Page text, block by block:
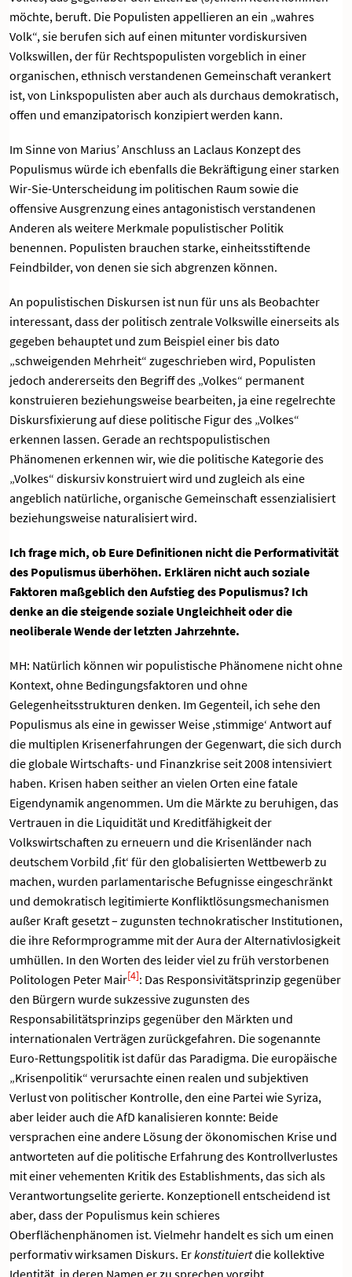
möchte, beruft. Die Populisten appellieren an ein „wahres
Volk“, sie berufen sich auf einen mitunter vordiskursiven
Volkswillen, der für Rechtspopulisten vorgeblich in einer
organischen, ethnisch verstandenen Gemeinschaft verankert
ist, von Linkspopulisten aber auch als durchaus demokratisch,
offen und emanzipatorisch konzipiert werden kann.
Im Sinne von Marius’ Anschluss an Laclaus Konzept des
Populismus würde ich ebenfalls die Bekräftigung einer starken
Wir-Sie-Unterscheidung im politischen Raum sowie die
offensive Ausgrenzung eines antagonistisch verstandenen
Anderen als weitere Merkmale populistischer Politik
benennen. Populisten brauchen starke, einheitsstiftende
Feindbilder, von denen sie sich abgrenzen können.
An populistischen Diskursen ist nun für uns als Beobachter
interessant, dass der politisch zentrale Volkswille einerseits als
gegeben behauptet und zum Beispiel einer bis dato
„schweigenden Mehrheit“ zugeschrieben wird, Populisten
jedoch andererseits den Begriff des „Volkes“ permanent
konstruieren beziehungsweise bearbeiten, ja eine regelrechte
Diskursfixierung auf diese politische Figur des „Volkes“
erkennen lassen. Gerade an rechtspopulistischen
Phänomenen erkennen wir, wie die politische Kategorie des
„Volkes“ diskursiv konstruiert wird und zugleich als eine
angeblich natürliche, organische Gemeinschaft essenzialisiert
beziehungsweise naturalisiert wird.
Ich frage mich, ob Eure Definitionen nicht die Performativität
des Populismus überhöhen. Erklären nicht auch soziale
Faktoren maßgeblich den Aufstieg des Populismus? Ich
denke an die steigende soziale Ungleichheit oder die
neoliberale Wende der letzten Jahrzehnte.
MH: Natürlich können wir populistische Phänomene nicht ohne
Kontext, ohne Bedingungsfaktoren und ohne
Gelegenheitsstrukturen denken. Im Gegenteil, ich sehe den
Populismus als eine in gewisser Weise ,stimmige‘ Antwort auf
die multiplen Krisenerfahrungen der Gegenwart, die sich durch
die globale Wirtschafts- und Finanzkrise seit 2008 intensiviert
haben. Krisen haben seither an vielen Orten eine fatale
Eigendynamik angenommen. Um die Märkte zu beruhigen, das
Vertrauen in die Liquidität und Kreditfähigkeit der
Volkswirtschaften zu erneuern und die Krisenländer nach
deutschem Vorbild ,fit‘ für den globalisierten Wettbewerb zu
machen, wurden parlamentarische Befugnisse eingeschränkt
und demokratisch legitimierte Konfliktlösungsmechanismen
außer Kraft gesetzt – zugunsten technokratischer Institutionen,
die ihre Reformprogramme mit der Aura der Alternativlosigkeit
umhüllen. In den Worten des leider viel zu früh verstorbenen
Politologen Peter Mair[4]: Das Responsivitätsprinzip gegenüber
den Bürgern wurde sukzessive zugunsten des
Responsabilitätsprinzips gegenüber den Märkten und
internationalen Verträgen zurückgefahren. Die sogenannte
Euro-Rettungspolitik ist dafür das Paradigma. Die europäische
„Krisenpolitik“ verursachte einen realen und subjektiven
Verlust von politischer Kontrolle, den eine Partei wie Syriza,
aber leider auch die AfD kanalisieren konnte: Beide
versprachen eine andere Lösung der ökonomischen Krise und
antworteten auf die politische Erfahrung des Kontrollverlustes
mit einer vehementen Kritik des Establishments, das sich als
Verantwortungselite gerierte. Konzeptionell entscheidend ist
aber, dass der Populismus kein schieres
Oberflächenphänomen ist. Vielmehr handelt es sich um einen
performativ wirksamen Diskurs. Erkonstituiertdie kollektive